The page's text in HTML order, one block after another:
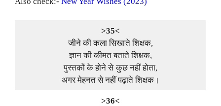
>35<
जीने की कला सिखाते शिक्षक,
ज्ञान की कीमत बताते शिक्षक,
पुस्तकों के होने से कुछ नहीं होता,
अगर मेहनत से नहीं पढ़ाते शिक्षक।
>36<